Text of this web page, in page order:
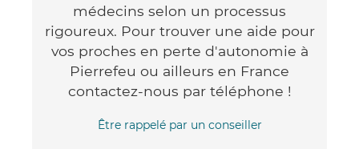
médecins selon un processus
rigoureux. Pour trouver une aide pour
vos proches en perte d'autonomie à
Pierrefeu ou ailleurs en France
contactez-nous par téléphone !
Être rappelé par un conseiller